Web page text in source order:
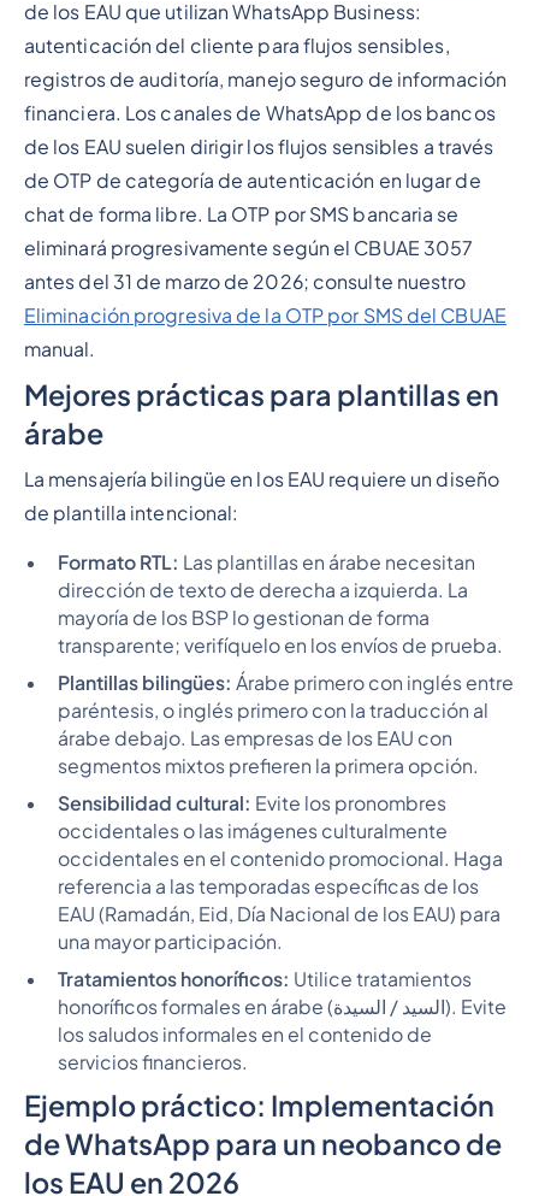
de los EAU que utilizan WhatsApp Business:
autenticación del cliente para flujos sensibles,
registros de auditoría, manejo seguro de información
financiera. Los canales de WhatsApp de los bancos
de los EAU suelen dirigir los flujos sensibles a través
de OTP de categoría de autenticación en lugar de
chat de forma libre. La OTP por SMS bancaria se
eliminará progresivamente según el CBUAE 3057
antes del 31 de marzo de 2026; consulte nuestro
Eliminación progresiva de la OTP por SMS del CBUAE
manual.
Mejores prácticas para plantillas en
árabe
La mensajería bilingüe en los EAU requiere un diseño
de plantilla intencional:
Formato RTL: Las plantillas en árabe necesitan
dirección de texto de derecha a izquierda. La
mayoría de los BSP lo gestionan de forma
transparente; verifíquelo en los envíos de prueba.
Plantillas bilingües: Árabe primero con inglés entre
paréntesis, o inglés primero con la traducción al
árabe debajo. Las empresas de los EAU con
segmentos mixtos prefieren la primera opción.
Sensibilidad cultural: Evite los pronombres
occidentales o las imágenes culturalmente
occidentales en el contenido promocional. Haga
referencia a las temporadas específicas de los
EAU (Ramadán, Eid, Día Nacional de los EAU) para
una mayor participación.
Tratamientos honoríficos: Utilice tratamientos
honoríficos formales en árabe (السيد / السيدة). Evite
los saludos informales en el contenido de
servicios financieros.
Ejemplo práctico: Implementación
de WhatsApp para un neobanco de
los EAU en 2026